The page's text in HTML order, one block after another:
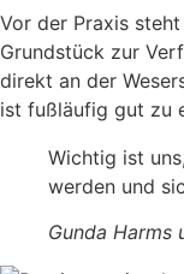
Vor der Praxis
Grundstück zur
direkt an der
ist fußläufig gut zu
Wichtig ist
werden und
Gunda Harms